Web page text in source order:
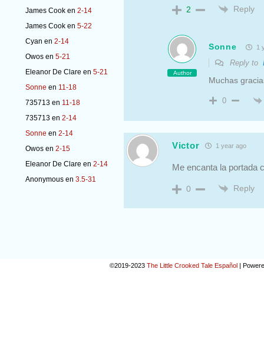
James Cook en 2-14
James Cook en 5-22
Cyan en 2-14
Owos en 5-21
Eleanor De Clare en 5-21
Sonne en 11-18
735713 en 11-18
735713 en 2-14
Sonne en 2-14
Owos en 2-15
Eleanor De Clare en 2-14
Anonymous en 3.5-31
2 Reply
Author
Sonne 1
Reply to
Muchas
0
Victor 1 year ago
Me encanta la portada
0 Reply
©2019-2023 The Little Crooked Tale Español |